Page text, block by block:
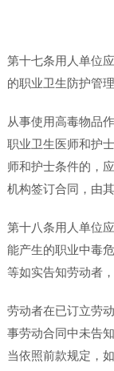
第十七条用人单位
的职业卫生防护管
从事使用高毒物品
职业卫生医师和护
师和护士条件的，
机构签订合同，由
第十八条用人单位
能产生的职业中毒
等如实告知劳动者
劳动者在已订立劳
事劳动合同中未告
当依照前款规定，